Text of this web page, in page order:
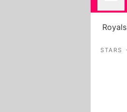
Royals
STARS